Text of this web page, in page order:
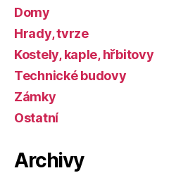
Domy
Hrady, tvrze
Kostely, kaple, hřbitovy
Technické budovy
Zámky
Ostatní
Archivy